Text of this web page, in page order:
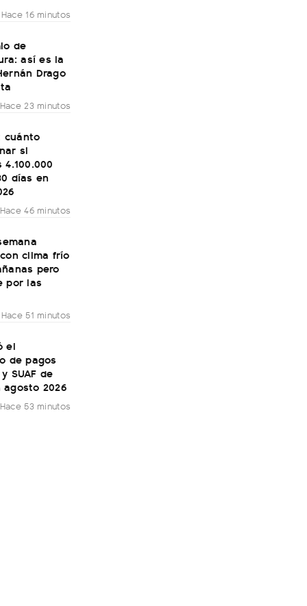
Hace 16 minutos
de
así es la
Drago
Hace 23 minutos
cuánto
si
días en
Hace 46 minutos
clima frío
pero
por las
Hace 51 minutos
el
de pagos
SUAF de
agosto 2026
Hace 53 minutos